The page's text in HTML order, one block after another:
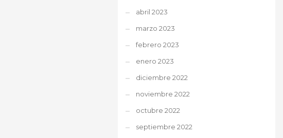
abril 2023
marzo 2023
febrero 2023
enero 2023
diciembre 2022
noviembre 2022
octubre 2022
septiembre 2022